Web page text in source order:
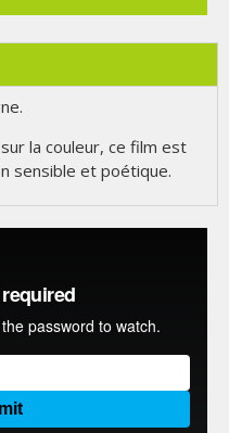
la couleur, ce film est
sensible et poétique.